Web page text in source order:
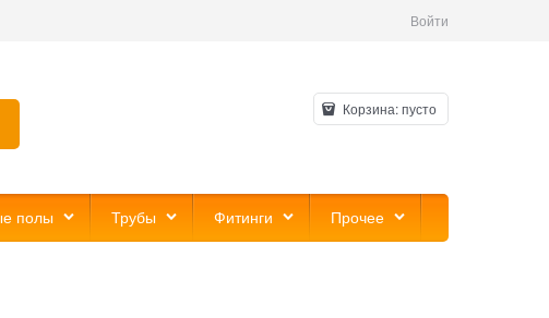
Войти
Корзина:пусто
полы Трубы Фитинги Прочее